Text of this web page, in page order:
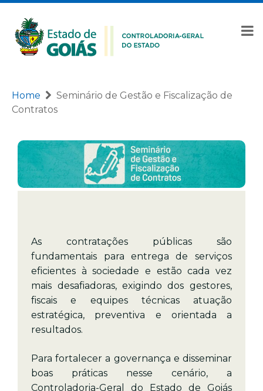
Home
Seminário de Gestão e Fiscalização de
Contratos
As contratações públicas são
fundamentais para entrega de serviços
eficientes à sociedade e estão cada vez
mais desafiadoras, exigindo dos gestores,
fiscais e equipes técnicas atuação
estratégica, preventiva e orientada a
resultados.
Para fortalecer a governança e disseminar
boas práticas nesse cenário, a
Controladoria-Geral do Estado de Goiás